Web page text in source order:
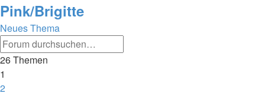
Pink/Brigitte
Neues Thema
26 Themen
1
2